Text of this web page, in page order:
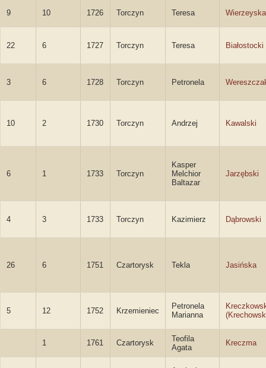
9 10 1726 Torczyn Teresa Wierzeyska
22 6 1727 Torczyn Teresa Białostocki
3 6 1728 Torczyn Petronela
10 2 1730 Torczyn Andrzej Kawalski
6 1 1733 Torczyn
Kasper
Melchior
Baltazar
Jarzębski
4 3 1733 Torczyn Kazimierz Dąbrowski
26 6 1751 Czartorysk Tekla Jasińska
5 12 1752 Krzemieniec
Petronela
Marianna
1 1761 Czartorysk
Teofila
Agata
Kreczma